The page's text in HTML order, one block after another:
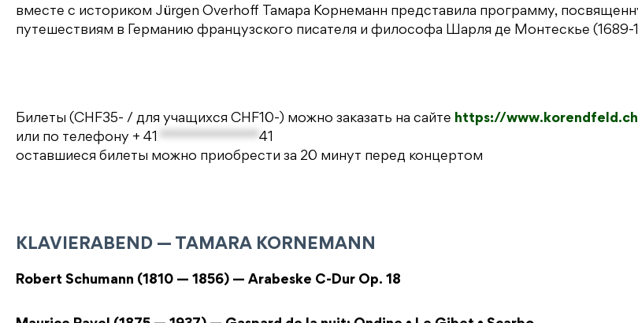
вместе с историком Jürgen Overhoff Тамара Корнеманн представила программу,
путешествиям в Германию французского писателя и философа Шарля де Монтескье (1689-
Билеты (CHF35- / для учащихся CHF10-) можно заказать на сайте https://www.korendfeld.ch
или по телефону + 41 **************41
оставшиеся билеты можно приобрести за 20 минут перед концертом
KLAVIERABEND — TAMARA KORNEMANN
Robert Schumann (1810 — 1856) — Arabeske C-Dur Op. 18